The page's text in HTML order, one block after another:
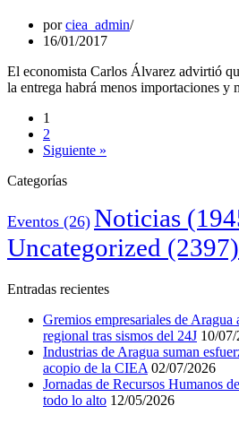
porciea_admin
16/01/2017
El economista Carlos Álvarez advirtió
la entrega habrá menos importaciones y
1
2
Siguiente »
Categorías
Eventos (26) Noticias
Uncategorized (2397)
Entradas recientes
Gremios empresariales de Aragua
regional tras sismos del 24J 10/
Industrias de Aragua suman
acopio de la CIEA 02/07/2026
Jornadas de Recursos Humanos
todo lo alto 12/05/2026